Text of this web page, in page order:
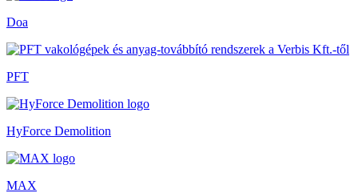
Doa
PFT
HyForce Demolition
MAX